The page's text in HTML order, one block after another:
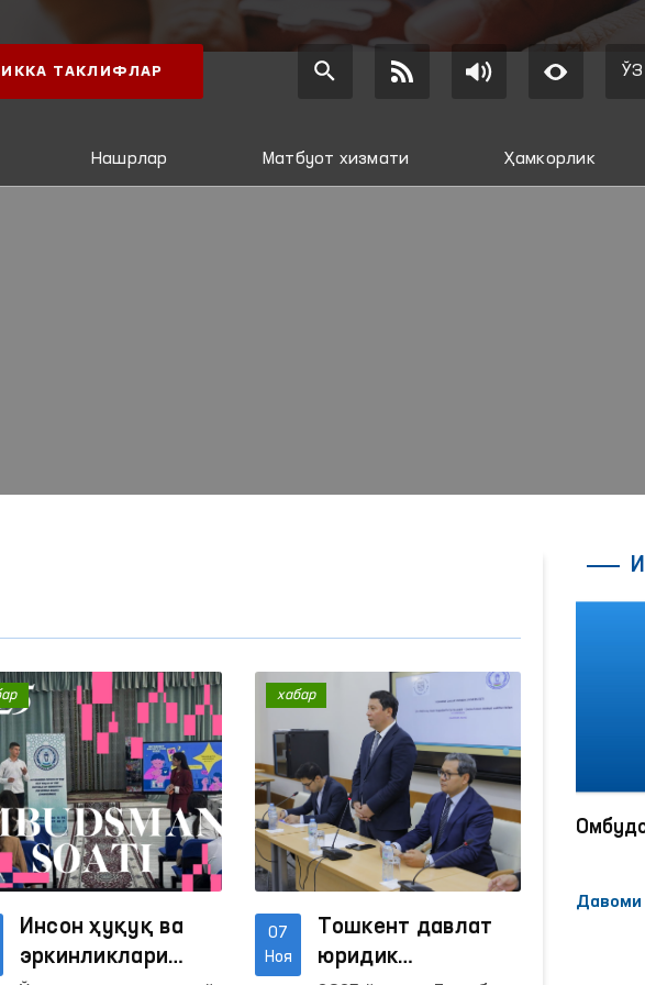
ТАКЛИФЛАР ЎЗ
Нашрлар Матбуот хизмати Ҳамкорлик
Инсон ҳуқуқ ва
эркинликлари
07
Ноя
Тошкент давлат
юридик
хабар
соати”: инсон
бўйича
дарслар
Ижтимоий тармоқларда
аёллар ва болаларга
нисбатан зўравонликка
қарши курашиш
механизмлари
Давоми